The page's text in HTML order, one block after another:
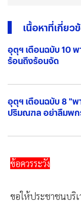
เนื้อหาที่เกี่ยว
อุตุฯ เตือนฉบับ 10
ร้อนถึงร้อนจัด
อุตุฯ เตือนฉบับ 8 "
ปริมณฑล อย่าลืมพ
ข้อควรระวัง
ขอให้ประชาชนบริ